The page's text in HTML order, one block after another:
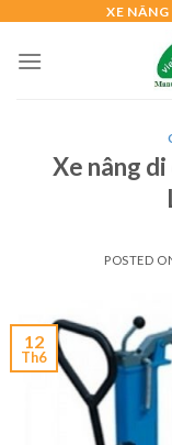
content
XE
Xe nâng
POSTED
12
Th6